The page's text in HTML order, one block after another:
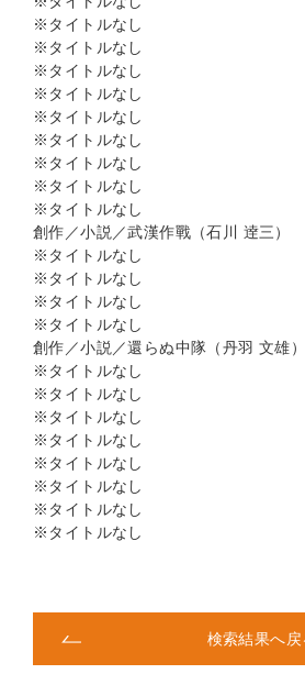
※タイトルなし
※タイトルなし
※タイトルなし
※タイトルなし
※タイトルなし
※タイトルなし
※タイトルなし
※タイトルなし
※タイトルなし
創作／小説／武漢作戰（石川 逹三）
※タイトルなし
※タイトルなし
※タイトルなし
※タイトルなし
創作／小説／還らぬ中隊（丹羽 文雄）
※タイトルなし
※タイトルなし
※タイトルなし
※タイトルなし
※タイトルなし
※タイトルなし
※タイトルなし
※タイトルなし
検索結果へ戻